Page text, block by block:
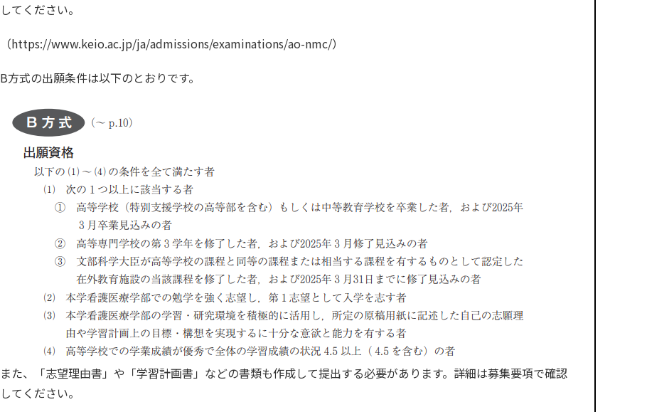
してください。
（https://www.keio.ac.jp/ja/admissions/examinations/ao-nmc/）
B方式の出願条件は以下のとおりです。
また、「志望理由書」や「学習計画書」などの書類も作成して提出する必要があります。詳細は募集要項で確認
してください。